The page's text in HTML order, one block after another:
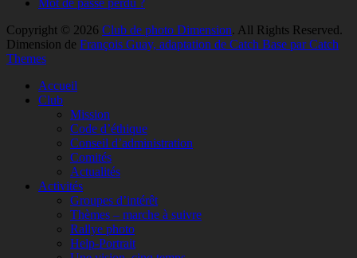
Mot de passe perdu ?
Copyright © 2026 Club de photo Dimension. All Rights Reserved.
Dimension de François Guay, adaptation de Catch Base par Catch
Themes
remonterAccueil
Club
Mission
Code d’éthique
Conseil d’administration
Comités
Actualités
Activités
Groupes d’intérêt
Thèmes – marche à suivre
Rallye photo
Help-Portrait